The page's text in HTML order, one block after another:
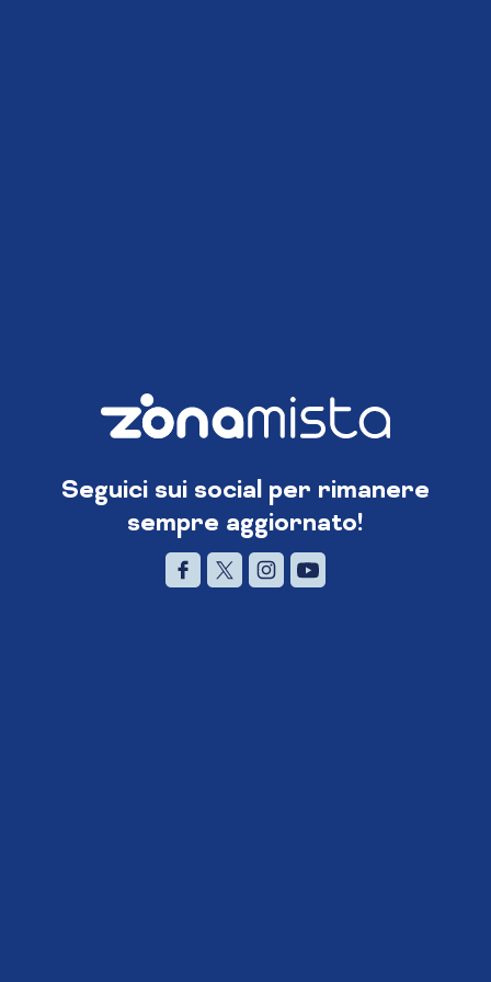
Seguici sui social per rimanere
sempre aggiornato!